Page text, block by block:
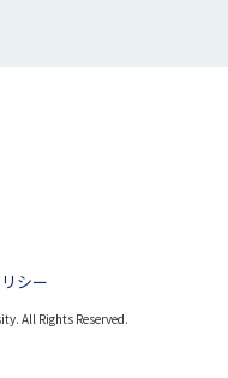
シー
All Rights Reserved.